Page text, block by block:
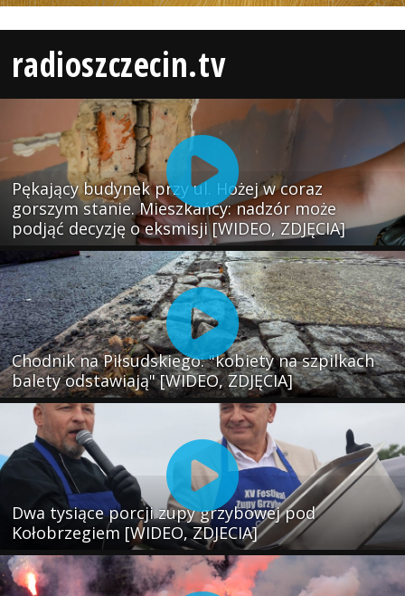
radioszczecin.tv
Pękający budynek przy ul. Hożej w coraz
gorszym stanie. Mieszkańcy: nadzór może
podjąć decyzję o eksmisji [WIDEO, ZDJĘCIA]
Chodnik na Piłsudskiego: "kobiety na szpilkach
balety odstawiają" [WIDEO, ZDJĘCIA]
Dwa tysiące porcji zupy grzybowej pod
Kołobrzegiem [WIDEO, ZDJECIA]